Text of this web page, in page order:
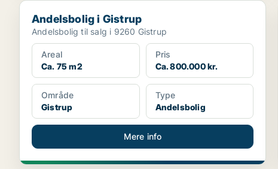
Andelsbolig i Gistrup
Andelsbolig i Gistrup
Andelsbolig til salg i 9260 Gistrup
Areal
Ca. 75 m2
Pris
Ca. 800.000 kr.
Område
Gistrup
Type
Andelsbolig
Mere info